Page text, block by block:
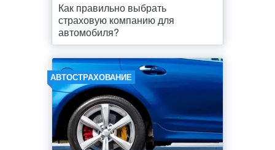
Как правильно выбрать
страховую компанию для
автомобиля?
АВТОСТРАХОВАНИЕ